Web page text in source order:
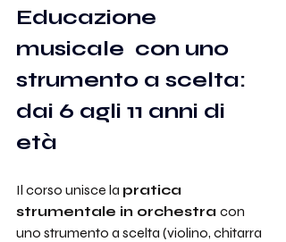
Educazione
musicale  con uno
strumento a scelta:
dai 6 agli 11 anni di
età
Il corso unisce la pratica
strumentale in orchestra con
uno strumento a scelta (violino, chitarra